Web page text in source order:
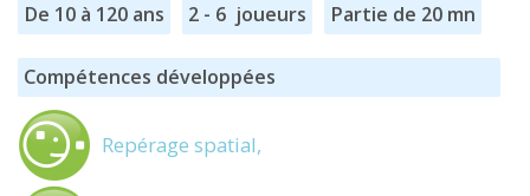
De 10 à 120 ans
2 - 6 joueurs Partie de 20 mn
Compétences développées
Repérage spatial,